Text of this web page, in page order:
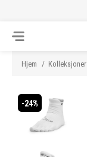
Hjem Kolleksjoner
-24%